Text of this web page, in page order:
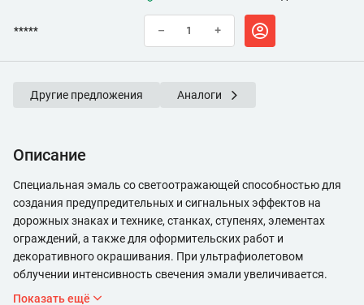
***** – +
Другие предложения Аналоги
Описание
Специальная эмаль со светоотражающей способностью для
создания предупредительных и сигнальных эффектов на
дорожных знаках и технике, станках, ступенях, элементах
ограждений, а также для оформительских работ и
декоративного окрашивания. При ультрафиолетовом
облучении интенсивность свечения эмали увеличивается.
Показать ещё